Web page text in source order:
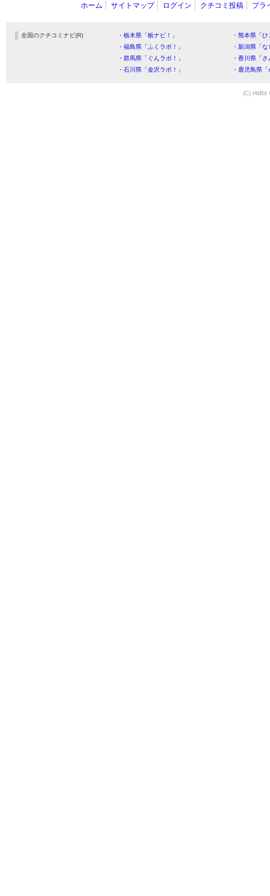
ホーム サイトマップ ログイン クチコミ投稿 プラ
全国のクチコミナビ(R) ・栃木県「栃ナビ！」
・熊本県「
・福島県「ふくラボ！」
・新潟県「
・群馬県「ぐんラボ！」
・香川県「
・石川県「金沢ラボ！」
・鹿児島県
(C) HitBit